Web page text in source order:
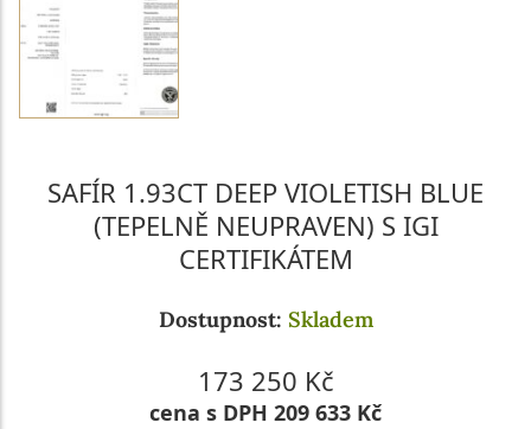
SAFÍR 1.93CT DEEP VIOLETISH BLUE
(TEPELNĚ NEUPRAVEN) S IGI
CERTIFIKÁTEM
Dostupnost: Skladem
173 250 Kč
cena s DPH 209 633 Kč